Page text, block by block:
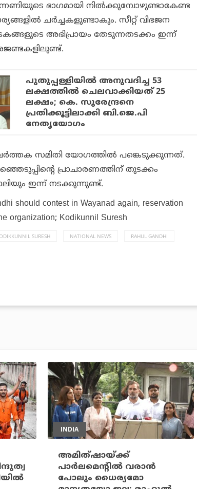
ഭാഗമായി നില്‍ക്കുമ്പോഴുണ്ടാകേണ്ട
ചര്‍ച്ചകളുണ്ടാകും. സീറ്റ് വിഭജന
അഭിപ്രായം തേടുന്നതടക്കം ഇന്ന്
പുതുപ്പള്ളിയില്‍ അനുവദിച്ച 53
ലക്ഷത്തില്‍ ചെലവാക്കിയത് 25
ലക്ഷം; കെ. സുരേന്ദ്രനെ
പ്രതിക്കൂട്ടിലാക്കി ബി.ജെ.പി
നേതൃയോഗം
സമിതി യോഗത്തില്‍ പങ്കെടുക്കുന്നത്.
പ്രാചാരണത്തിന് തുടക്കം
ഇന്ന് നടക്കുന്നുണ്ട്.
should contest in Wayanad again, reservation
organization; Kodikunnil Suresh
SURESH NATIONAL NEWS RAHUL GANDHI
INDIA
അമിത്ഷായ്ക്ക്
പാര്‍ലമെന്റില്‍ വരാന്‍
പോലും ധൈര്യമോ